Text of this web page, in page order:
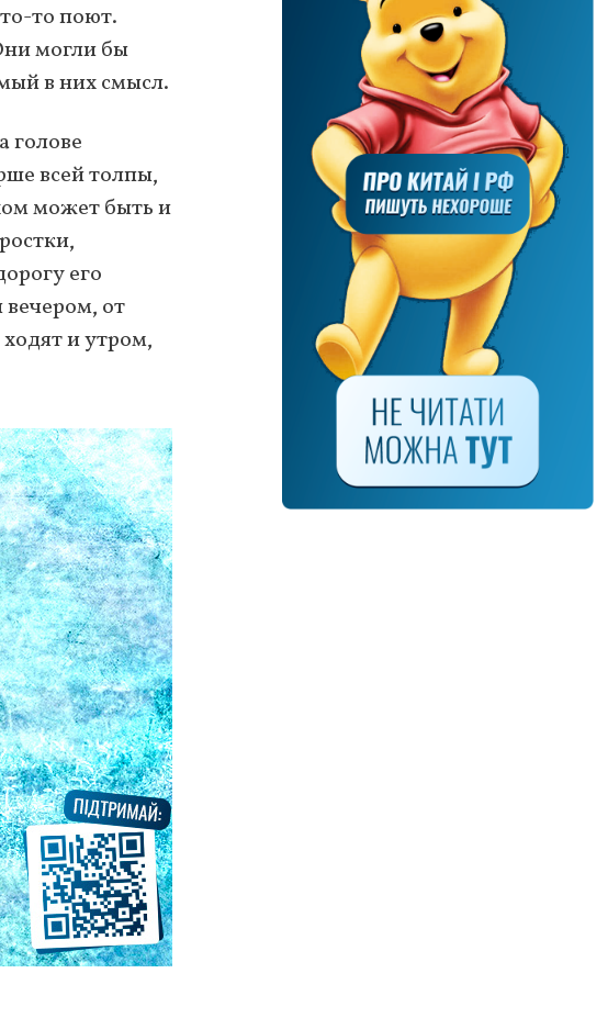
то поют.
могли бы
в них смысл.
голове
всей толпы,
может быть и
его
от
и утром,